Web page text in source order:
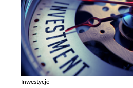
Inwestycje